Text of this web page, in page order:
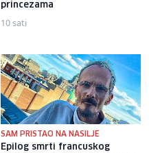
princezama
10 sati
SAM PRISTAO NA NASILJE
Epilog smrti francuskog